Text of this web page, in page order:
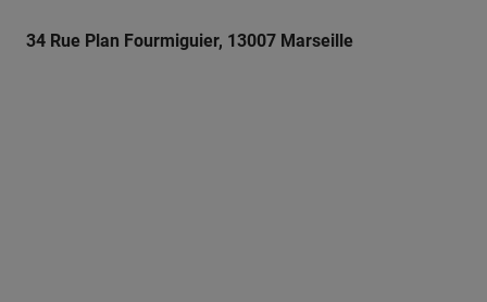
34 Rue Plan Fourmiguier, 13007 Marseille